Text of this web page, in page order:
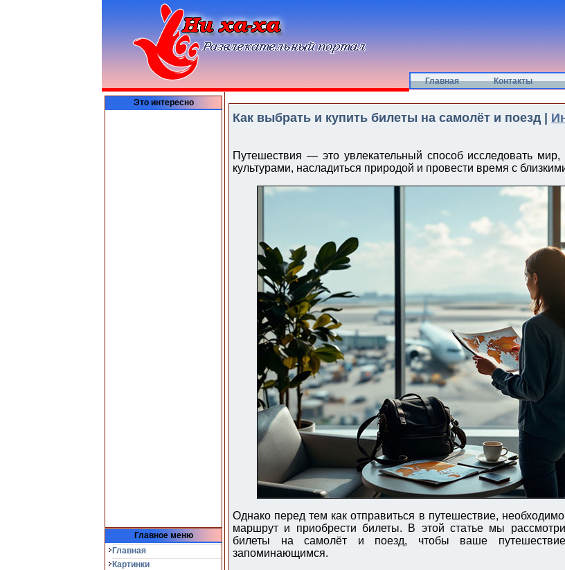
Главная Контакты
Это интересно
Главное меню
Главная
Картинки
Как выбрать и купить билеты на самолёт и поезд |
Путешествия — это увлекательный способ исследовать
культурами, насладиться природой и провести время с
Однако перед тем как отправиться в путешествие,
маршрут и приобрести билеты. В этой статье мы
билеты на самолёт и поезд, чтобы ваше
запоминающимся.